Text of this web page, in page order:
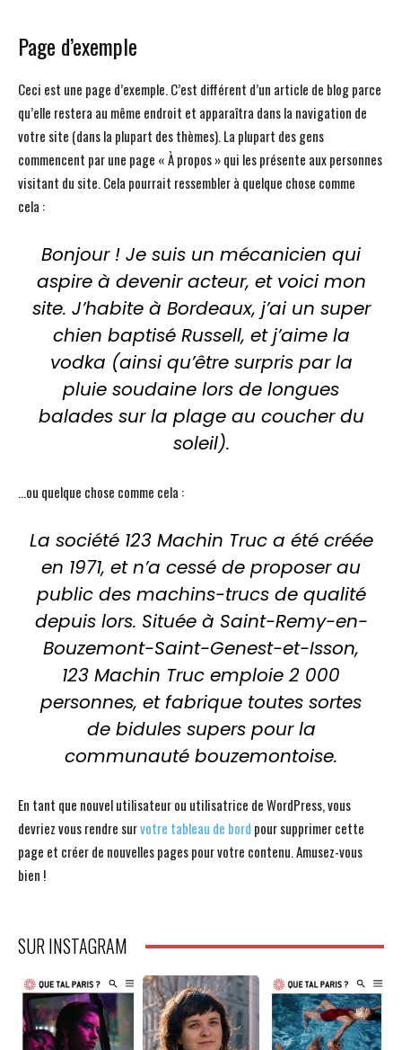
Page d’exemple
Ceci est une page d’exemple. C’est différent d’un article de blog parce
qu’elle restera au même endroit et apparaîtra dans la navigation de
votre site (dans la plupart des thèmes). La plupart des gens
commencent par une page « À propos » qui les présente aux personnes
visitant du site. Cela pourrait ressembler à quelque chose comme
cela :
Bonjour ! Je suis un mécanicien qui
aspire à devenir acteur, et voici mon
site. J’habite à Bordeaux, j’ai un super
chien baptisé Russell, et j’aime la
vodka (ainsi qu’être surpris par la
pluie soudaine lors de longues
balades sur la plage au coucher du
soleil).
…ou quelque chose comme cela :
La société 123 Machin Truc a été créée
en 1971, et n’a cessé de proposer au
public des machins-trucs de qualité
depuis lors. Située à Saint-Remy-en-
Bouzemont-Saint-Genest-et-Isson,
123 Machin Truc emploie 2 000
personnes, et fabrique toutes sortes
de bidules supers pour la
communauté bouzemontoise.
En tant que nouvel utilisateur ou utilisatrice de WordPress, vous
devriez vous rendre survotre tableau de bord pour supprimer cette
page et créer de nouvelles pages pour votre contenu. Amusez-vous
bien !
SUR INSTAGRAM